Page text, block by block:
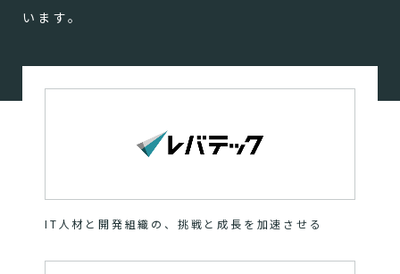
います。
IT人材と開発組織の、挑戦と成長を加速させる